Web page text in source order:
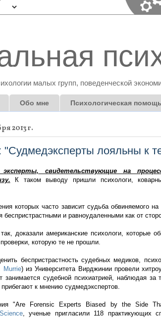
малых групп, поведенческой
Обо мне Психологическая помощь
2013 г.
лояльны к
эксперты, свидетельствующие на
К таком выводу пришли психологи,
которых часто зависит судьба обвиняемого
беспристрастными и равноудаленными как от
доказали американские психологи, которые
которую те не прошли.
беспристрастность судебных медиков,
Murrie) из Университета Вирджинии провели
занимается судебной психиатрией, наблюдая
прибегают к мнению судмедэкспертов.
"Are Forensic Experts Biased by the Side
, ученые пригласили 118 практикующих